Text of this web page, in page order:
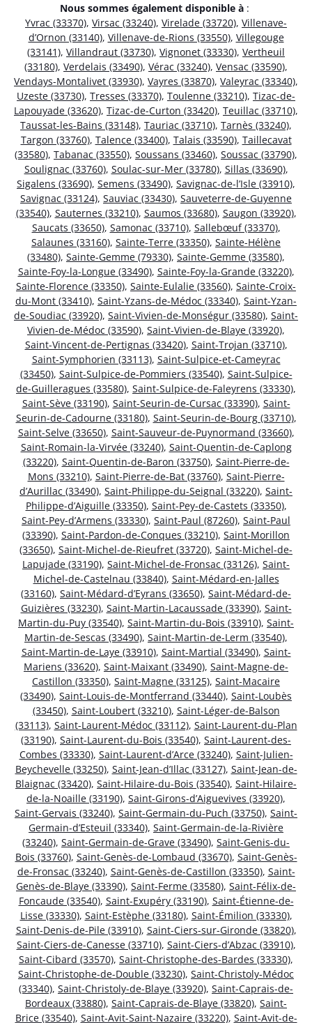
Nous sommes également disponible à :
Yvrac (33370), Virsac (33240), Virelade (33720), Villenave-
d’Ornon (33140), Villenave-de-Rions (33550), Villegouge
(33141), Villandraut (33730), Vignonet (33330), Vertheuil
(33180), Verdelais (33490), Vérac (33240), Vensac (33590),
Vendays-Montalivet (33930), Vayres (33870), Valeyrac (33340),
Uzeste (33730), Tresses (33370), Toulenne (33210), Tizac-de-
Lapouyade (33620), Tizac-de-Curton (33420), Teuillac (33710),
Taussat-les-Bains (33148), Tauriac (33710), Tarnès (33240),
Targon (33760), Talence (33400), Talais (33590), Taillecavat
(33580), Tabanac (33550), Soussans (33460), Soussac (33790),
Soulignac (33760), Soulac-sur-Mer (33780), Sillas (33690),
Sigalens (33690), Semens (33490), Savignac-de-l’Isle (33910),
Savignac (33124), Sauviac (33430), Sauveterre-de-Guyenne
(33540), Sauternes (33210), Saumos (33680), Saugon (33920),
Saucats (33650), Samonac (33710), Sallebœuf (33370),
Salaunes (33160), Sainte-Terre (33350), Sainte-Hélène
(33480), Sainte-Gemme (79330), Sainte-Gemme (33580),
Sainte-Foy-la-Longue (33490), Sainte-Foy-la-Grande (33220),
Sainte-Florence (33350), Sainte-Eulalie (33560), Sainte-Croix-
du-Mont (33410), Saint-Yzans-de-Médoc (33340), Saint-Yzan-
de-Soudiac (33920), Saint-Vivien-de-Monségur (33580), Saint-
Vivien-de-Médoc (33590), Saint-Vivien-de-Blaye (33920),
Saint-Vincent-de-Pertignas (33420), Saint-Trojan (33710),
Saint-Symphorien (33113), Saint-Sulpice-et-Cameyrac
(33450), Saint-Sulpice-de-Pommiers (33540), Saint-Sulpice-
de-Guilleragues (33580), Saint-Sulpice-de-Faleyrens (33330),
Saint-Sève (33190), Saint-Seurin-de-Cursac (33390), Saint-
Seurin-de-Cadourne (33180), Saint-Seurin-de-Bourg (33710),
Saint-Selve (33650), Saint-Sauveur-de-Puynormand (33660),
Saint-Romain-la-Virvée (33240), Saint-Quentin-de-Caplong
(33220), Saint-Quentin-de-Baron (33750), Saint-Pierre-de-
Mons (33210), Saint-Pierre-de-Bat (33760), Saint-Pierre-
d’Aurillac (33490), Saint-Philippe-du-Seignal (33220), Saint-
Philippe-d’Aiguille (33350), Saint-Pey-de-Castets (33350),
Saint-Pey-d’Armens (33330), Saint-Paul (87260), Saint-Paul
(33390), Saint-Pardon-de-Conques (33210), Saint-Morillon
(33650), Saint-Michel-de-Rieufret (33720), Saint-Michel-de-
Lapujade (33190), Saint-Michel-de-Fronsac (33126), Saint-
Michel-de-Castelnau (33840), Saint-Médard-en-Jalles
(33160), Saint-Médard-d’Eyrans (33650), Saint-Médard-de-
Guizières (33230), Saint-Martin-Lacaussade (33390), Saint-
Martin-du-Puy (33540), Saint-Martin-du-Bois (33910), Saint-
Martin-de-Sescas (33490), Saint-Martin-de-Lerm (33540),
Saint-Martin-de-Laye (33910), Saint-Martial (33490), Saint-
Mariens (33620), Saint-Maixant (33490), Saint-Magne-de-
Castillon (33350), Saint-Magne (33125), Saint-Macaire
(33490), Saint-Louis-de-Montferrand (33440), Saint-Loubès
(33450), Saint-Loubert (33210), Saint-Léger-de-Balson
(33113), Saint-Laurent-Médoc (33112), Saint-Laurent-du-Plan
(33190), Saint-Laurent-du-Bois (33540), Saint-Laurent-des-
Combes (33330), Saint-Laurent-d’Arce (33240), Saint-Julien-
Beychevelle (33250), Saint-Jean-d’Illac (33127), Saint-Jean-de-
Blaignac (33420), Saint-Hilaire-du-Bois (33540), Saint-Hilaire-
de-la-Noaille (33190), Saint-Girons-d’Aiguevives (33920),
Saint-Gervais (33240), Saint-Germain-du-Puch (33750), Saint-
Germain-d’Esteuil (33340), Saint-Germain-de-la-Rivière
(33240), Saint-Germain-de-Grave (33490), Saint-Genis-du-
Bois (33760), Saint-Genès-de-Lombaud (33670), Saint-Genès-
de-Fronsac (33240), Saint-Genès-de-Castillon (33350), Saint-
Genès-de-Blaye (33390), Saint-Ferme (33580), Saint-Félix-de-
Foncaude (33540), Saint-Exupéry (33190), Saint-Étienne-de-
Lisse (33330), Saint-Estèphe (33180), Saint-Émilion (33330),
Saint-Denis-de-Pile (33910), Saint-Ciers-sur-Gironde (33820),
Saint-Ciers-de-Canesse (33710), Saint-Ciers-d’Abzac (33910),
Saint-Cibard (33570), Saint-Christophe-des-Bardes (33330),
Saint-Christophe-de-Double (33230), Saint-Christoly-Médoc
(33340), Saint-Christoly-de-Blaye (33920), Saint-Caprais-de-
Bordeaux (33880), Saint-Caprais-de-Blaye (33820), Saint-
Brice (33540), Saint-Avit-Saint-Nazaire (33220), Saint-Avit-de-